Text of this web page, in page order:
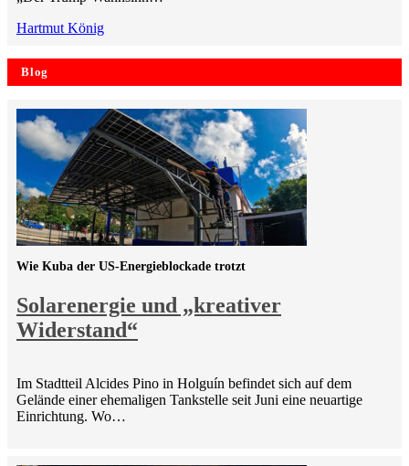
Hartmut König
Blog
Solarenergie und „kreativer
Widerstand“
Wie Kuba der US-Energieblockade trotzt
Im Stadtteil Alcides Pino in Holguín befindet sich auf dem
Gelände einer ehemaligen Tankstelle seit Juni eine neuartige
Einrichtung. Wo…